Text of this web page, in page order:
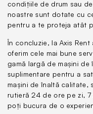
Numele utilizator
contul dvs. În
de
email
prenume
condițiile de drum sau
noastre sunt dotate cu
pentru a te proteja atât
În concluzie, la Axis
oferim cele mai bune
gamă largă de mașini
suplimentare pentru a
mașini de înaltă calitate,
rutieră 24 de ore pe zi,
poți bucura de o